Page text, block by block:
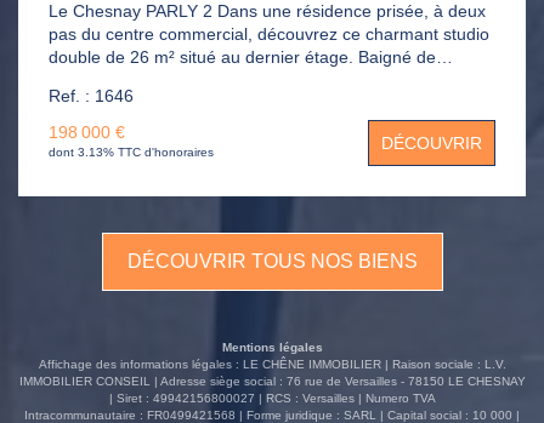
Le Chesnay PARLY 2 Dans une résidence prisée, à deux
pas du centre commercial, découvrez ce charmant studio
double de 26 m² situé au dernier étage. Baigné de
agréable balcon donnant sur un square, sans aucun vis-
à-vis. Entièrement rénové avec gout et équipé de double
vitrage, l'appartement offre une pièce de vie optimisée
avec lit suspendu, une cuisine ouverte, ainsi qu'une salle
de bains avec WC.
Ref. : 1646
198 000 €
dont 3.13% TTC d'honoraires DÉCOUVRIR
DÉCOUVRIR TOUS NOS BIENS
Mentions légales
Affichage des informations légales : LE CHÊNE IMMOBILIER | Raison sociale : L.V.
IMMOBILIER CONSEIL | Adresse siège social : 76 rue de Versailles - 78150 LE CHESNAY
| Siret : 49942156800027 | RCS : Versailles | Numero TVA
Intracommunautaire : FR0499421568 | Forme juridique : SARL | Capital social : 10 000 |